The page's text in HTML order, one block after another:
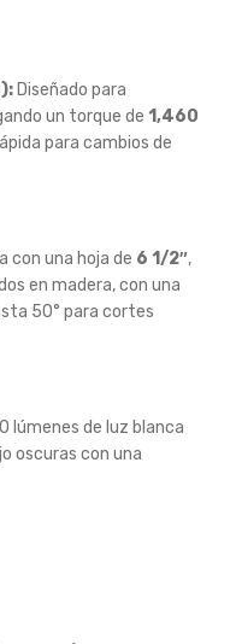
Diseñado para
un torque de 1,460
para cambios de
con una hoja de 6 1/2″,
en madera, con una
50° para cortes
lúmenes de luz blanca
oscuras con una